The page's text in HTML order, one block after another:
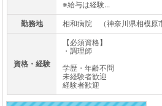
※給与は経験...
勤務地 相和病院 （神奈川県相模原
資格・経験
【必須資格】
・調理師
学歴・年齢不問
未経験者歓迎
経験者歓迎